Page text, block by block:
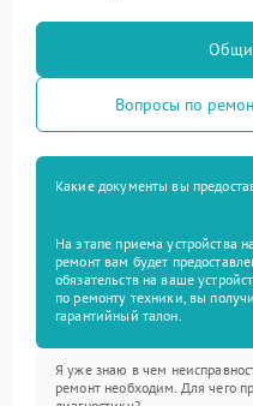
Вопросы по
Какие документы вы
На этапе приема устройства
ремонт вам будет
обязательств на ваше
по ремонту техники, вы
гарантийный талон.
Я уже знаю в чем
ремонт необходим. Для чего